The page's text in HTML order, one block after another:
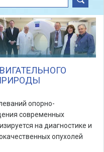
опорно-
современных
на диагностике и
опухолей